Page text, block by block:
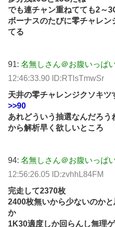
でも連チャン重ねてても2～
ボーナスのたびに零チャレ
てる
91: 名無しさん＠お腹いっぱい
12:46:33.90 ID:RTlsTmwSr
天井の零チャレンジクソキツ
>>90
あれどういう抽選なんだろ
から解析早く欲しいところ
94: 名無しさん＠お腹いっぱい
12:56:26.05 ID:zvhhL84FM
完走して2370枚
2400枚無いから少ないのか
か
1K30適度しか回らんし無理